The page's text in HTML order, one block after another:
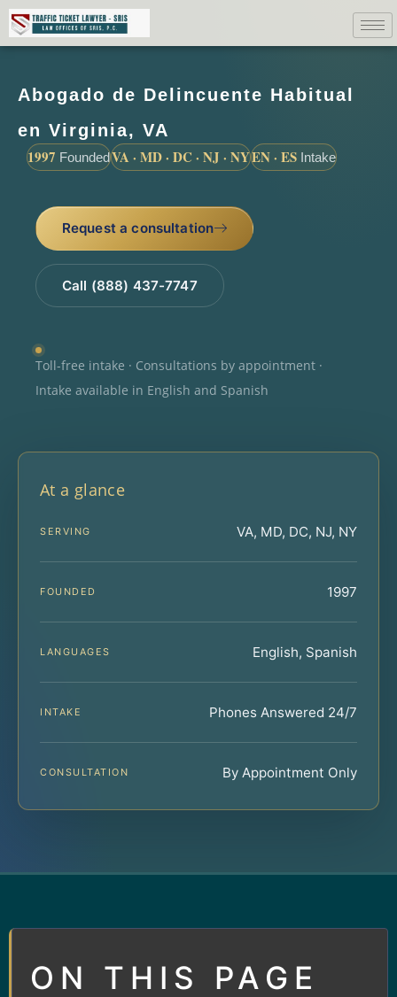
Abogado de Delincuente Habitual
en Virginia, VA
1997 FoundedVA · MD · DC · NJ · NYEN · ES Intake
Request a consultation
Call (888) 437-7747
Toll-free intake · Consultations by appointment ·
Intake available in English and Spanish
At a glance
SERVING VA, MD, DC, NJ, NY
FOUNDED 1997
LANGUAGES English, Spanish
INTAKE Phones Answered 24/7
CONSULTATION By Appointment Only
ON THIS PAGE